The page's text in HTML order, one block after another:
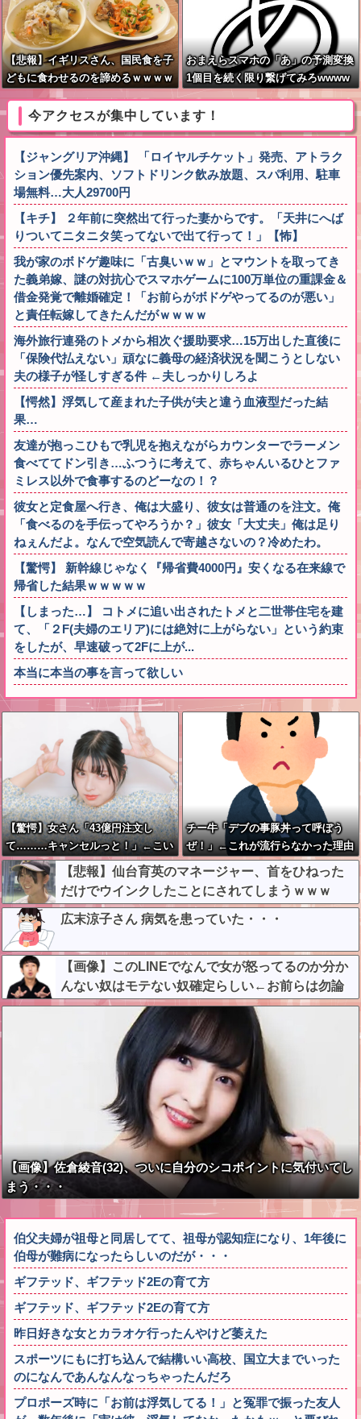
【悲報】イギリスさん、国民食を子
どもに食わせるのを諦めるｗｗｗｗ
おまえらスマホの「あ」の予測変換
1個目を続く限り繋げてみろwwww
www
今アクセスが集中しています！
【ジャングリア沖縄】 「ロイヤルチケット」発売、アトラク
ション優先案内、ソフトドリンク飲み放題、スパ利用、駐車
場無料…大人29700円
【キチ】 ２年前に突然出て行った妻からです。「天井にへば
りついてニタニタ笑ってないで出て行って！」【怖】
我が家のボドゲ趣味に「古臭いｗｗ」とマウントを取ってき
た義弟嫁、謎の対抗心でスマホゲームに100万単位の重課金＆
借金発覚で離婚確定！「お前らがボドゲやってるのが悪い」
と責任転嫁してきたんだがｗｗｗｗ
海外旅行連発のトメから相次ぐ援助要求…15万出した直後に
「保険代払えない」頑なに義母の経済状況を聞こうとしない
夫の様子が怪しすぎる件 ←夫しっかりしろよ
【愕然】浮気して産まれた子供が夫と違う血液型だった結
果…
友達が抱っこひもで乳児を抱えながらカウンターでラーメン
食べててドン引き…ふつうに考えて、赤ちゃんいるひとファ
ミレス以外で食事するのどーなの！？
彼女と定食屋へ行き、俺は大盛り、彼女は普通のを注文。俺
「食べるのを手伝ってやろうか？」彼女「大丈夫」俺は足り
ねぇんだよ。なんで空気読んで寄越さないの？冷めたわ。
【驚愕】 新幹線じゃなく『帰省費4000円』安くなる在来線で
帰省した結果ｗｗｗｗｗ
【しまった…】 コトメに追い出されたトメと二世帯住宅を建
て、「２F(夫婦のエリア)には絶対に上がらない」という約束
をしたが、早速破って2Fに上が...
本当に本当の事を言って欲しい
【驚愕】女さん「43億円注文し
て………キャンセルっと！」←こい
つの目的って一体なんな
の？？？？？？？
チー牛「デブの事豚丼って呼ぼう
ぜ！」←これが流行らなかった理由
【悲報】仙台育英のマネージャー、首をひねった
だけでウインクしたことにされてしまうｗｗｗ
広末涼子さん 病気を患っていた・・・
【画像】このLINEでなんで女が怒ってるのか分か
んない奴はモテない奴確定らしい←お前らは勿論
わかるよな？？？？？？？
【画像】佐倉綾音(32)、ついに自分のシコポイントに気付いてし
まう・・・
伯父夫婦が祖母と同居してて、祖母が認知症になり、1年後に
伯母が難病になったらしいのだが・・・
ギフテッド、ギフテッド2Eの育て方
ギフテッド、ギフテッド2Eの育て方
昨日好きな女とカラオケ行ったんやけど萎えた
スポーツにもに打ち込んで結構いい高校、国立大までいった
のになんであんなんなっちゃったんだろ
プロポーズ時に「お前は浮気してる！」と冤罪で振った友人